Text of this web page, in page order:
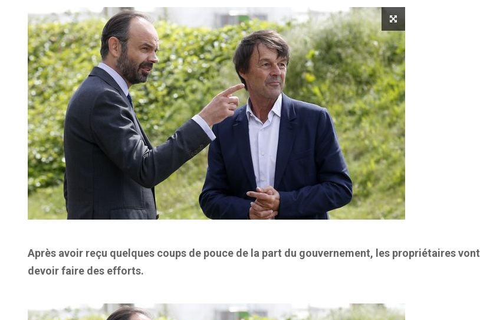
Après avoir reçu quelques coups de pouce de la part du gouvernement, les propriétaires vont
devoir faire des efforts.